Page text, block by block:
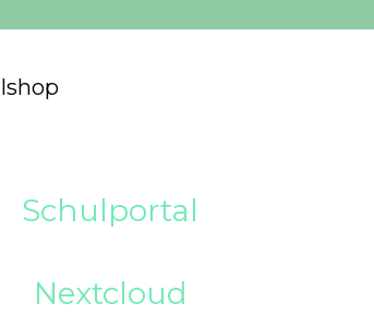
Schulportal
Nextcloud